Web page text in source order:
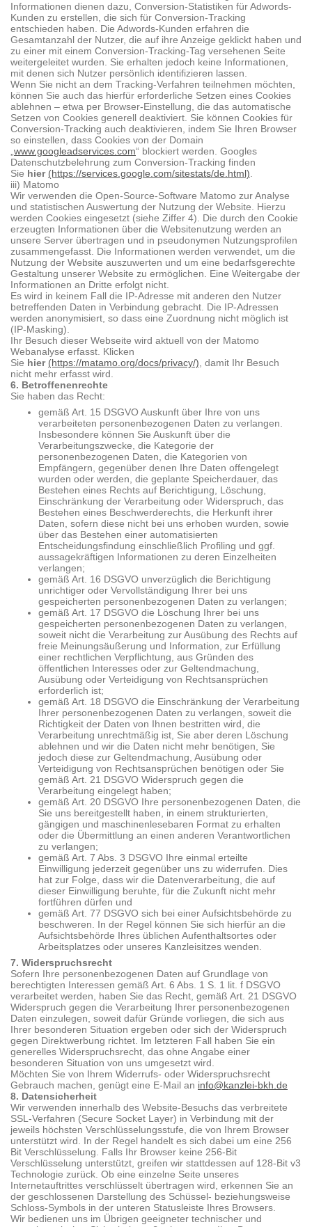
Informationen dienen dazu, Conversion-Statistiken für Adwords-
Kunden zu erstellen, die sich für Conversion-Tracking
entschieden haben. Die Adwords-Kunden erfahren die
Gesamtanzahl der Nutzer, die auf ihre Anzeige geklickt haben und
zu einer mit einem Conversion-Tracking-Tag versehenen Seite
weitergeleitet wurden. Sie erhalten jedoch keine Informationen,
mit denen sich Nutzer persönlich identifizieren lassen.
Wenn Sie nicht an dem Tracking-Verfahren teilnehmen möchten,
können Sie auch das hierfür erforderliche Setzen eines Cookies
ablehnen – etwa per Browser-Einstellung, die das automatische
Setzen von Cookies generell deaktiviert. Sie können Cookies für
Conversion-Tracking auch deaktivieren, indem Sie Ihren Browser
so einstellen, dass Cookies von der Domain
„www.googleadservices.com“ blockiert werden. Googles
Datenschutzbelehrung zum Conversion-Tracking finden
Sie hier (https://services.google.com/sitestats/de.html).
iii) Matomo
Wir verwenden die Open-Source-Software Matomo zur Analyse
und statistischen Auswertung der Nutzung der Website. Hierzu
werden Cookies eingesetzt (siehe Ziffer 4). Die durch den Cookie
erzeugten Informationen über die Websitenutzung werden an
unsere Server übertragen und in pseudonymen Nutzungsprofilen
zusammengefasst. Die Informationen werden verwendet, um die
Nutzung der Website auszuwerten und um eine bedarfsgerechte
Gestaltung unserer Website zu ermöglichen. Eine Weitergabe der
Informationen an Dritte erfolgt nicht.
Es wird in keinem Fall die IP-Adresse mit anderen den Nutzer
betreffenden Daten in Verbindung gebracht. Die IP-Adressen
werden anonymisiert, so dass eine Zuordnung nicht möglich ist
(IP-Masking).
Ihr Besuch dieser Webseite wird aktuell von der Matomo
Webanalyse erfasst. Klicken
Sie hier (https://matamo.org/docs/privacy/), damit Ihr Besuch
nicht mehr erfasst wird.
6. Betroffenenrechte
Sie haben das Recht:
gemäß Art. 15 DSGVO Auskunft über Ihre von uns
verarbeiteten personenbezogenen Daten zu verlangen.
Insbesondere können Sie Auskunft über die
Verarbeitungszwecke, die Kategorie der
personenbezogenen Daten, die Kategorien von
Empfängern, gegenüber denen Ihre Daten offengelegt
wurden oder werden, die geplante Speicherdauer, das
Bestehen eines Rechts auf Berichtigung, Löschung,
Einschränkung der Verarbeitung oder Widerspruch, das
Bestehen eines Beschwerderechts, die Herkunft ihrer
Daten, sofern diese nicht bei uns erhoben wurden, sowie
über das Bestehen einer automatisierten
Entscheidungsfindung einschließlich Profiling und ggf.
aussagekräftigen Informationen zu deren Einzelheiten
verlangen;
gemäß Art. 16 DSGVO unverzüglich die Berichtigung
unrichtiger oder Vervollständigung Ihrer bei uns
gespeicherten personenbezogenen Daten zu verlangen;
gemäß Art. 17 DSGVO die Löschung Ihrer bei uns
gespeicherten personenbezogenen Daten zu verlangen,
soweit nicht die Verarbeitung zur Ausübung des Rechts auf
freie Meinungsäußerung und Information, zur Erfüllung
einer rechtlichen Verpflichtung, aus Gründen des
öffentlichen Interesses oder zur Geltendmachung,
Ausübung oder Verteidigung von Rechtsansprüchen
erforderlich ist;
gemäß Art. 18 DSGVO die Einschränkung der Verarbeitung
Ihrer personenbezogenen Daten zu verlangen, soweit die
Richtigkeit der Daten von Ihnen bestritten wird, die
Verarbeitung unrechtmäßig ist, Sie aber deren Löschung
ablehnen und wir die Daten nicht mehr benötigen, Sie
jedoch diese zur Geltendmachung, Ausübung oder
Verteidigung von Rechtsansprüchen benötigen oder Sie
gemäß Art. 21 DSGVO Widerspruch gegen die
Verarbeitung eingelegt haben;
gemäß Art. 20 DSGVO Ihre personenbezogenen Daten, die
Sie uns bereitgestellt haben, in einem strukturierten,
gängigen und maschinenlesebaren Format zu erhalten
oder die Übermittlung an einen anderen Verantwortlichen
zu verlangen;
gemäß Art. 7 Abs. 3 DSGVO Ihre einmal erteilte
Einwilligung jederzeit gegenüber uns zu widerrufen. Dies
hat zur Folge, dass wir die Datenverarbeitung, die auf
dieser Einwilligung beruhte, für die Zukunft nicht mehr
fortführen dürfen und
gemäß Art. 77 DSGVO sich bei einer Aufsichtsbehörde zu
beschweren. In der Regel können Sie sich hierfür an die
Aufsichtsbehörde Ihres üblichen Aufenthaltsortes oder
Arbeitsplatzes oder unseres Kanzleisitzes wenden.
7. Widerspruchsrecht
Sofern Ihre personenbezogenen Daten auf Grundlage von
berechtigten Interessen gemäß Art. 6 Abs. 1 S. 1 lit. f DSGVO
verarbeitet werden, haben Sie das Recht, gemäß Art. 21 DSGVO
Widerspruch gegen die Verarbeitung Ihrer personenbezogenen
Daten einzulegen, soweit dafür Gründe vorliegen, die sich aus
Ihrer besonderen Situation ergeben oder sich der Widerspruch
gegen Direktwerbung richtet. Im letzteren Fall haben Sie ein
generelles Widerspruchsrecht, das ohne Angabe einer
besonderen Situation von uns umgesetzt wird.
Möchten Sie von Ihrem Widerrufs- oder Widerspruchsrecht
Gebrauch machen, genügt eine E-Mail an info@kanzlei-bkh.de
8. Datensicherheit
Wir verwenden innerhalb des Website-Besuchs das verbreitete
SSL-Verfahren (Secure Socket Layer) in Verbindung mit der
jeweils höchsten Verschlüsselungsstufe, die von Ihrem Browser
unterstützt wird. In der Regel handelt es sich dabei um eine 256
Bit Verschlüsselung. Falls Ihr Browser keine 256-Bit
Verschlüsselung unterstützt, greifen wir stattdessen auf 128-Bit v3
Technologie zurück. Ob eine einzelne Seite unseres
Internetauftrittes verschlüsselt übertragen wird, erkennen Sie an
der geschlossenen Darstellung des Schüssel- beziehungsweise
Schloss-Symbols in der unteren Statusleiste Ihres Browsers.
Wir bedienen uns im Übrigen geeigneter technischer und